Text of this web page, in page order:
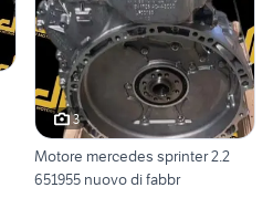
3
Motore mercedes sprinter 2.2
651955 nuovo di fabbr